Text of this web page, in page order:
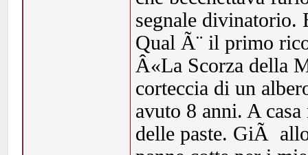
segnale divinatorio.
Qual Ã¨ il primo
Â«La Scorza della
corteccia di un
avuto 8 anni. A
delle paste. GiÃ